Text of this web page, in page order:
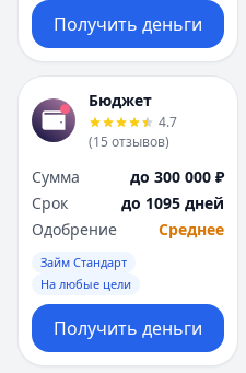
Получить деньги
Бюджет
4.7
(15 отзывов)
Сумма
до 300 000 ₽
Срок
до 1095 дней
Одобрение
Среднее
Займ Стандарт
На любые цели
Получить деньги